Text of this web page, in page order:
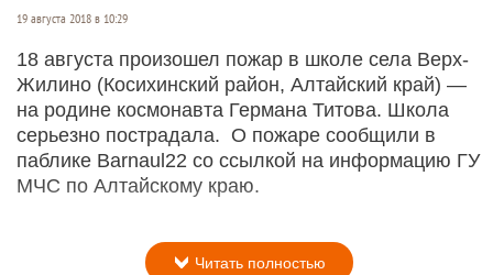
19 августа 2018 в 10:29
18 августа произошел пожар в школе села Верх-
Жилино (Косихинский район, Алтайский край) —
на родине космонавта Германа Титова. Школа
серьезно пострадала. О пожаре сообщили в
паблике Barnaul22 со ссылкой на информацию ГУ
МЧС по Алтайскому краю.
Читать полностью